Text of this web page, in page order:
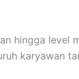
hingga level
karyawan